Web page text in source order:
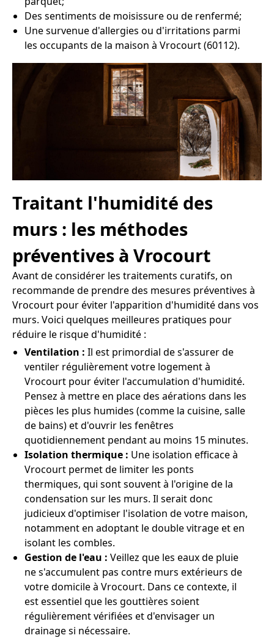
Des sentiments de moisissure ou de renfermé;
Une survenue d'allergies ou d'irritations parmi
les occupants de la maison à Vrocourt (60112).
Traitant l'humidité des
murs : les méthodes
préventives à Vrocourt
Avant de considérer les traitements curatifs, on
recommande de prendre des mesures préventives à
Vrocourt pour éviter l'apparition d'humidité dans vos
murs. Voici quelques meilleures pratiques pour
réduire le risque d'humidité :
Ventilation : Il est primordial de s'assurer de
ventiler régulièrement votre logement à
Vrocourt pour éviter l'accumulation d'humidité.
Pensez à mettre en place des aérations dans les
pièces les plus humides (comme la cuisine, salle
de bains) et d'ouvrir les fenêtres
quotidiennement pendant au moins 15 minutes.
Isolation thermique : Une isolation efficace à
Vrocourt permet de limiter les ponts
thermiques, qui sont souvent à l'origine de la
condensation sur les murs. Il serait donc
judicieux d'optimiser l'isolation de votre maison,
notamment en adoptant le double vitrage et en
isolant les combles.
Gestion de l'eau : Veillez que les eaux de pluie
ne s'accumulent pas contre murs extérieurs de
votre domicile à Vrocourt. Dans ce contexte, il
est essentiel que les gouttières soient
régulièrement vérifiées et d'envisager un
drainage si nécessaire.